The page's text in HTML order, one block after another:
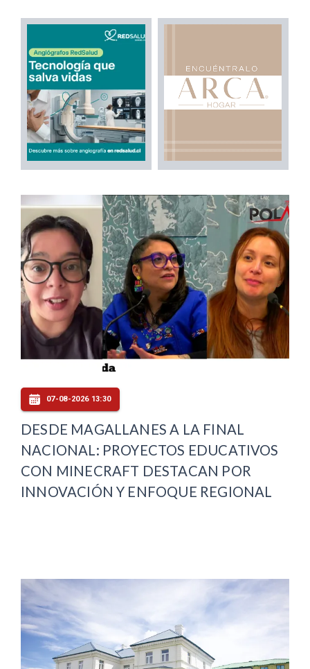
07-08-2026 13:30
DESDE MAGALLANES A LA FINAL
NACIONAL: PROYECTOS EDUCATIVOS
CON MINECRAFT DESTACAN POR
INNOVACIÓN Y ENFOQUE REGIONAL